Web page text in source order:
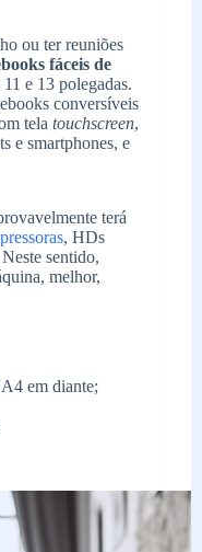
ou ter reuniões
fáceis de
e 13 polegadas.
conversíveis
tela touchscreen,
e smartphones, e
terá
, HDs
sentido,
melhor,
em diante;